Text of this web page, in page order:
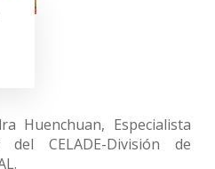
Huenchuan, Especialista
del CELADE-División de